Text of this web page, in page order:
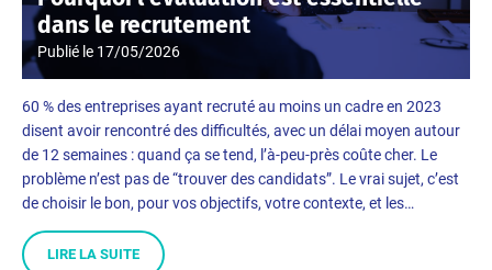
dans le recrutement
Publié le 17/05/2026
60 % des entreprises ayant recruté au moins un cadre en 2023
disent avoir rencontré des difficultés, avec un délai moyen autour
de 12 semaines : quand ça se tend, l’à-peu-près coûte cher. Le
problème n’est pas de “trouver des candidats”. Le vrai sujet, c’est
de choisir le bon, pour vos objectifs, votre contexte, et les…
LIRE LA SUITE